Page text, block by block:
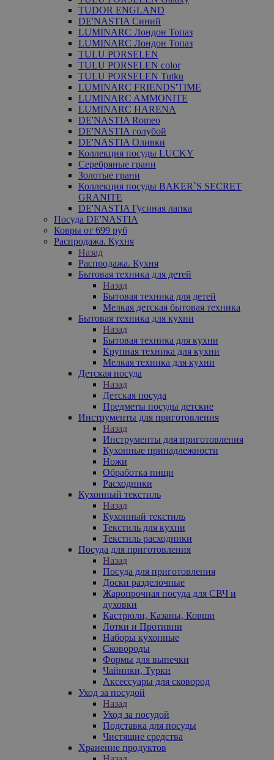
TUDOR ENGLAND
DE'NASTIA Синий
LUMINARC Лондон Топаз
LUMINARC Лондон Топаз
TULU PORSELEN
TULU PORSELEN color
TULU PORSELEN Tutku
LUMINARC FRIENDS'TIME
LUMINARC AMMONITE
LUMINARC HARENA
DE'NASTIA Romeo
DE'NASTIA голубой
DE'NASTIA Оливки
Коллекция посуды LUCKY
Серебряные грани
Золотые грани
Коллекция посуды BAKER`S SECRET
GRANITE
DE'NASTIA Гусиная лапка
Посуда DE'NASTIA
Ковры от 699 руб
Распродажа. Кухня
Назад
Распродажа. Кухня
Бытовая техника для детей
Назад
Бытовая техника для детей
Мелкая детская бытовая техника
Бытовая техника для кухни
Назад
Бытовая техника для кухни
Крупная техника для кухни
Мелкая техника для кухни
Детская посуда
Назад
Детская посуда
Предметы посуды детские
Инструменты для приготовления
Назад
Инструменты для приготовления
Кухонные принадлежности
Ножи
Обработка пищи
Расходники
Кухонный текстиль
Назад
Кухонный текстиль
Текстиль для кухни
Текстиль расходники
Посуда для приготовления
Назад
Посуда для приготовления
Доски разделочные
Жаропрочная посуда для СВЧ и
духовки
Кастрюли, Казаны, Ковши
Лотки и Противни
Наборы кухонные
Сковороды
Формы для выпечки
Чайники, Турки
Аксессуары для сковород
Уход за посудой
Назад
Уход за посудой
Подставка для посуды
Чистящие средства
Хранение продуктов